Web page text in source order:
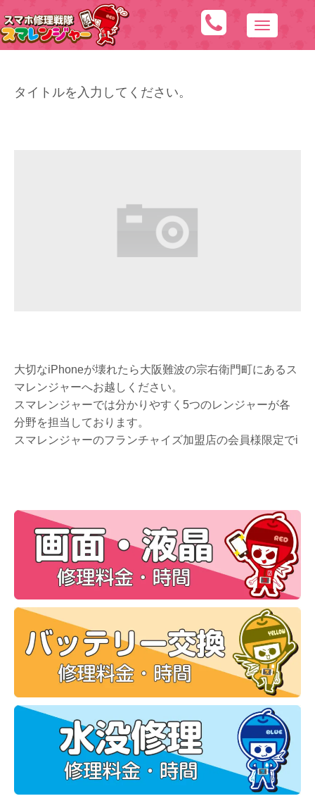
N
a
タイトルを入力してください。
大切なiPhoneが壊れたら大阪難波の宗右衛門町にあるス
マレンジャーへお越しください。
スマレンジャーでは分かりやすく5つのレンジャーが各
分野を担当しております。
スマレンジャーのフランチャイズ加盟店の会員様限定でi
小さなネジや部品を取り扱うのでなくさないように付属
のネジシートをご利用ください。
またご不明点やご相談がありましたら、お電話やメール
でお気軽にお問合せ下さい。